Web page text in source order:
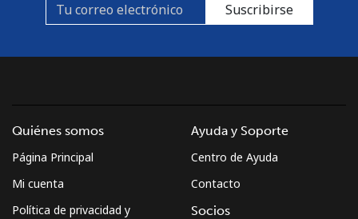
Suscribirse
Quiénes somos
Página Principal
Mi cuenta
Política de privacidad y
Ayuda y Soporte
Centro de Ayuda
Contacto
Socios